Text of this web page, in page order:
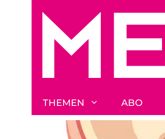
THEMEN ABO